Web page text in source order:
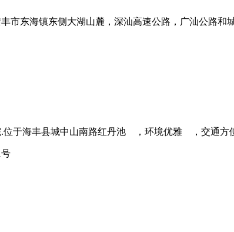
市东海镇东侧大湖山麓，深汕高速公路，广汕公路和
.位于海丰县城中山南路红丹池 ，环境优雅 ，交通